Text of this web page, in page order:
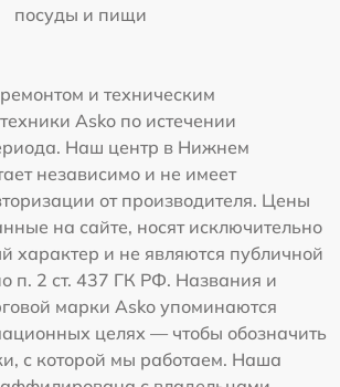
посуды и пищи
и техническим
Asko по истечении
Наш центр в Нижнем
независимо и не имеет
от производителя. Цены
на сайте, носят исключительно
характер и не являются публичной
п. 2 ст. 437 ГК РФ. Названия и
марки Asko упоминаются
целях — чтобы обозначить
с которой мы работаем. Наша